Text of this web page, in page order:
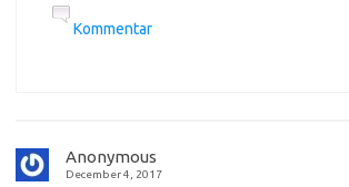
Kommentar
Anonymous
December 4, 2017